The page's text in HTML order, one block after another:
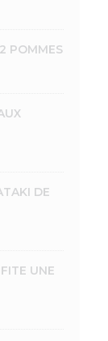
POMMES
DE
UNE